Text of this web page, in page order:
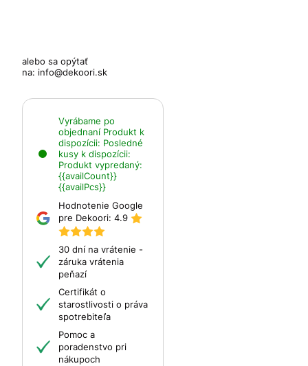
alebo sa opýtať
na: info@dekoori.sk
Vyrábame po
objednaní Produkt k
dispozícii: Posledné
kusy k dispozícii:
Produkt vypredaný:
{{availCount}}
{{availPcs}}
Hodnotenie Google
pre Dekoori: 4.9
30 dní na vrátenie -
záruka vrátenia
peňazí
Certifikát o
starostlivosti o práva
spotrebiteľa
Pomoc a
poradenstvo pri
nákupoch